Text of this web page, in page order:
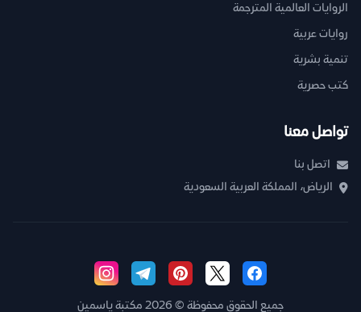
الروايات العالمية المترجمة
روايات عربية
تنمية بشرية
كتب حصرية
تواصل معنا
اتصل بنا
الرياض، المملكة العربية السعودية
جميع الحقوق محفوظة © 2026 مكتبة ياسمين